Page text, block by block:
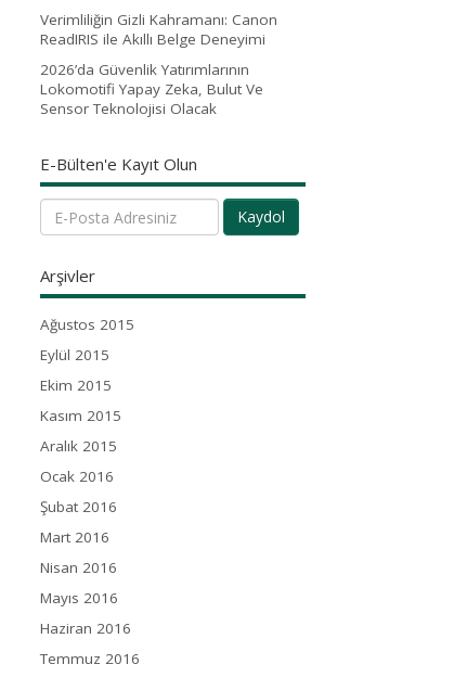
Verimliliğin Gizli Kahramanı: Canon
ReadIRIS ile Akıllı Belge Deneyimi
2026’da Güvenlik Yatırımlarının
Lokomotifi Yapay Zeka, Bulut Ve
Sensor Teknolojisi Olacak
E-Bülten'e Kayıt Olun
Kaydol
Arşivler
Ağustos 2015
Eylül 2015
Ekim 2015
Kasım 2015
Aralık 2015
Ocak 2016
Şubat 2016
Mart 2016
Nisan 2016
Mayıs 2016
Haziran 2016
Temmuz 2016